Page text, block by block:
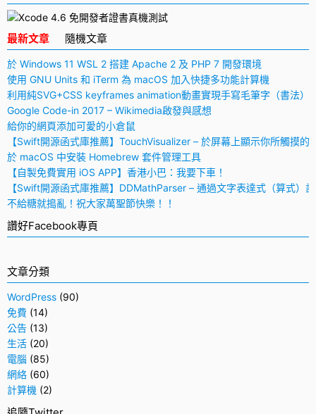
最新文章 隨機文章
於 Windows 11 WSL 2 搭建 Apache 2 及 PHP 7 開發環境
使用 GNU Units 和 iTerm 為 macOS 加入快捷多功能計算機
利用純SVG+CSS keyframes animation動畫實現手寫毛筆字（書法）
Google Code-in 2017 – Wikimedia啟發與感想
給你的網頁添加可愛的小倉鼠
【Swift開源函式庫推薦】TouchVisualizer – 於屏幕上顯示你所觸摸的
於 macOS 中安裝 Homebrew 套件管理工具
【自製免費實用 iOS APP】香港小巴：我要下車！
【Swift開源函式庫推薦】DDMathParser – 通過文字表達式（算式）
不給糖就搗亂！祝大家萬聖節快樂！！
讚好Facebook專頁
文章分類
WordPress (90)
免費 (14)
公告 (13)
生活 (20)
電腦 (85)
網絡 (60)
計算機 (2)